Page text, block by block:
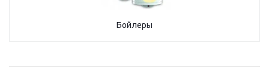
Бойлеры